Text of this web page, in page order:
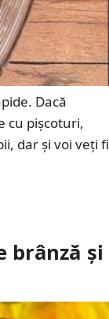
Dacă
cu pișcoturi,
dar și voi veți fi
brânză și